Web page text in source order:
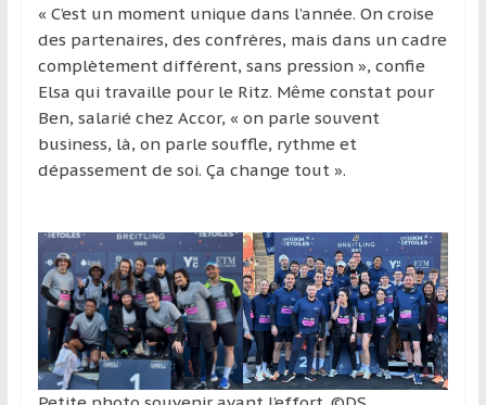
« C’est un moment unique dans l’année. On croise
des partenaires, des confrères, mais dans un cadre
complètement différent, sans pression », confie
Elsa qui travaille pour le Ritz. Même constat pour
Ben, salarié chez Accor, « on parle souvent
business, là, on parle souffle, rythme et
dépassement de soi. Ça change tout ».